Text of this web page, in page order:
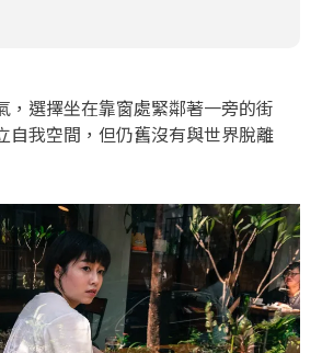
，選擇坐在靠窗處緊鄰著一旁的街
自我空間，但仍舊沒有與世界脫離